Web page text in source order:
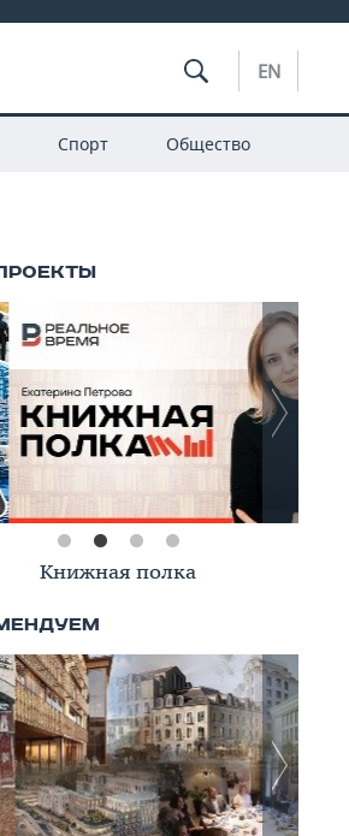
EN
Спорт Общество
Книжная полка